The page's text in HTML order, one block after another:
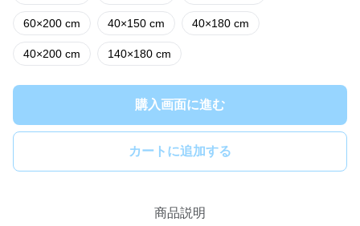
60×200 cm 40×150 cm 40×180 cm
40×200 cm 140×180 cm
購入画面に進む
カートに追加する
商品説明